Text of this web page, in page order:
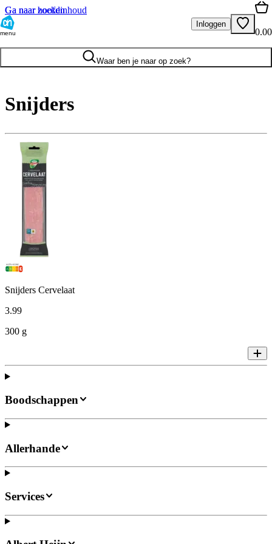
Ga naar hoofdinhoud
Ga naar zoeken
menu
Inloggen
0.00
Waar ben je naar op zoek?
Snijders
Snijders Cervelaat
3.99
300 g
Boodschappen
Allerhande
Services